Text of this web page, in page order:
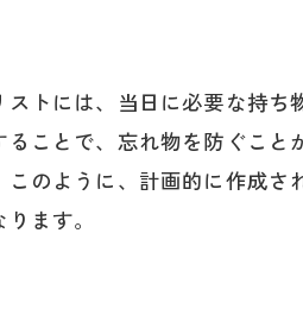
トには、当日に必要な持ち
ことで、忘れ物を防ぐこと
のように、計画的に作成さ
ます。